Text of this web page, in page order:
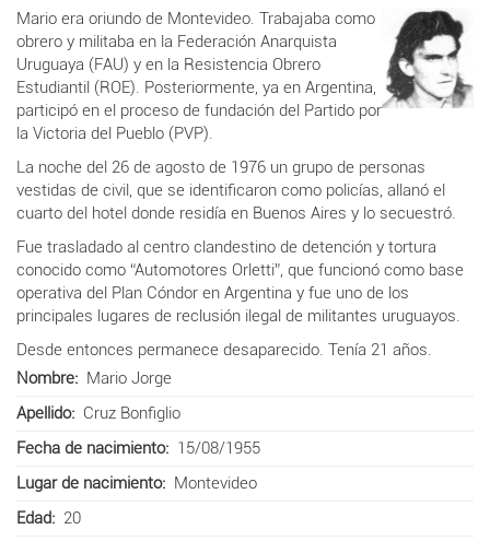
Mario era oriundo de Montevideo. Trabajaba como
obrero y militaba en la Federación Anarquista
Uruguaya (FAU) y en la Resistencia Obrero
Estudiantil (ROE). Posteriormente, ya en Argentina,
participó en el proceso de fundación del Partido por
la Victoria del Pueblo (PVP).
La noche del 26 de agosto de 1976 un grupo de personas
vestidas de civil, que se identificaron como policías, allanó el
cuarto del hotel donde residía en Buenos Aires y lo secuestró.
Fue trasladado al centro clandestino de detención y tortura
conocido como “Automotores Orletti”, que funcionó como base
operativa del Plan Cóndor en Argentina y fue uno de los
principales lugares de reclusión ilegal de militantes uruguayos.
Desde entonces permanece desaparecido. Tenía 21 años.
Nombre
Mario Jorge
Apellido
Cruz Bonfiglio
Fecha de nacimiento
15/08/1955
Lugar de nacimiento
Montevideo
Edad
20